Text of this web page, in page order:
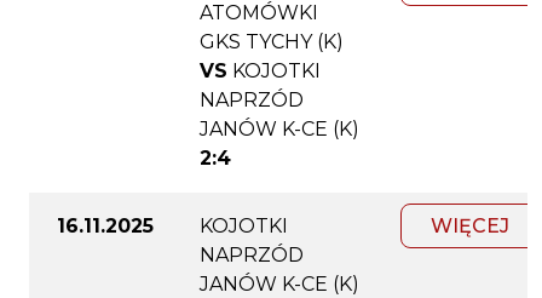
ATOMÓWKI
GKS TYCHY (K)
VS KOJOTKI
NAPRZÓD
JANÓW K-CE (K)
2:4
16.11.2025
KOJOTKI
NAPRZÓD
JANÓW K-CE (K)
WIĘCEJ